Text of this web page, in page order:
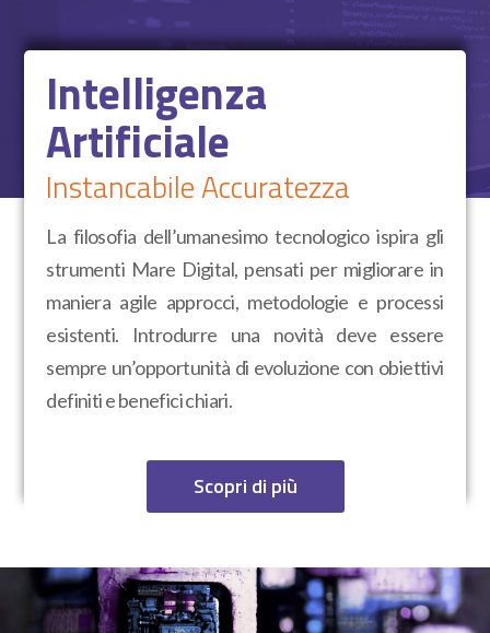
Intelligenza
Artificiale
Instancabile Accuratezza
La filosofia dell’umanesimo tecnologico ispira gli
strumenti Mare Digital, pensati per migliorare in
maniera agile approcci, metodologie e processi
esistenti. Introdurre una novità deve essere
sempre un’opportunità di evoluzione con obiettivi
definiti e benefici chiari.
Scopri di più